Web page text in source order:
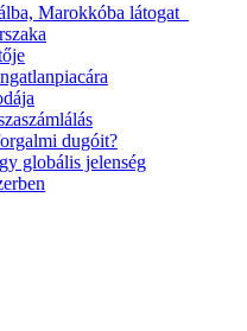
Marokkóba látogat
dugóit?
globális jelenség